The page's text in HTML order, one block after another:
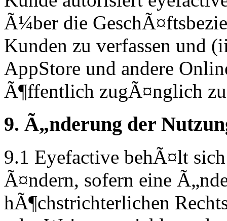
Ã¼ber die
Kunden zu verfassen und
AppStore und andere
Ã¶ffentlich zugÃ¤nglich
9. Ã„nderung der
9.1 Eyefactive behÃ¤lt
Ã¤ndern, sofern eine
hÃ¶chstrichterlichen